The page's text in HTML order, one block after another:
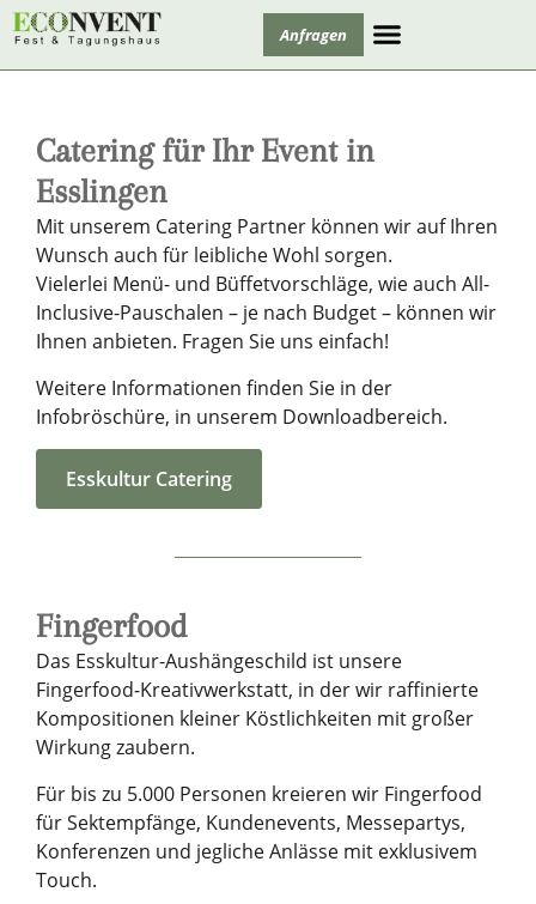
Anfragen
Catering für Ihr Event in
Esslingen
Mit unserem Catering Partner können wir auf Ihren
Wunsch auch für leibliche Wohl sorgen.
Vielerlei Menü- und Büffetvorschläge, wie auch All-
Inclusive-Pauschalen – je nach Budget – können wir
Ihnen anbieten. Fragen Sie uns einfach!
Weitere Informationen finden Sie in der
Infobröschüre, in unserem Downloadbereich.
Esskultur Catering
Fingerfood
Das Esskultur-Aushängeschild ist unsere
Fingerfood-Kreativwerkstatt, in der wir raffinierte
Kompositionen kleiner Köstlichkeiten mit großer
Wirkung zaubern.
Für bis zu 5.000 Personen kreieren wir Fingerfood
für Sektempfänge, Kundenevents, Messepartys,
Konferenzen und jegliche Anlässe mit exklusivem
Touch.